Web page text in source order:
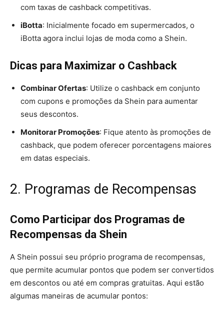
com taxas de cashback competitivas.
iBotta: Inicialmente focado em supermercados, o
iBotta agora inclui lojas de moda como a Shein.
Dicas para Maximizar o Cashback
Combinar Ofertas: Utilize o cashback em conjunto
com cupons e promoções da Shein para aumentar
seus descontos.
Monitorar Promoções: Fique atento às promoções de
cashback, que podem oferecer porcentagens maiores
em datas especiais.
2. Programas de Recompensas
Como Participar dos Programas de
Recompensas da Shein
A Shein possui seu próprio programa de recompensas,
que permite acumular pontos que podem ser convertidos
em descontos ou até em compras gratuitas. Aqui estão
algumas maneiras de acumular pontos: